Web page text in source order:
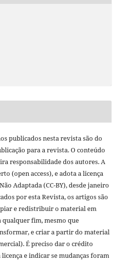
publicados nesta revista são do
para a revista. O conteúdo
responsabilidade dos autores. A
(open access), e adota a licença
Adaptada (CC-BY), desde janeiro
por esta Revista, os artigos são
e redistribuir o material em
fim, mesmo que
e criar a partir do material
É preciso dar o crédito
e indicar se mudanças foram